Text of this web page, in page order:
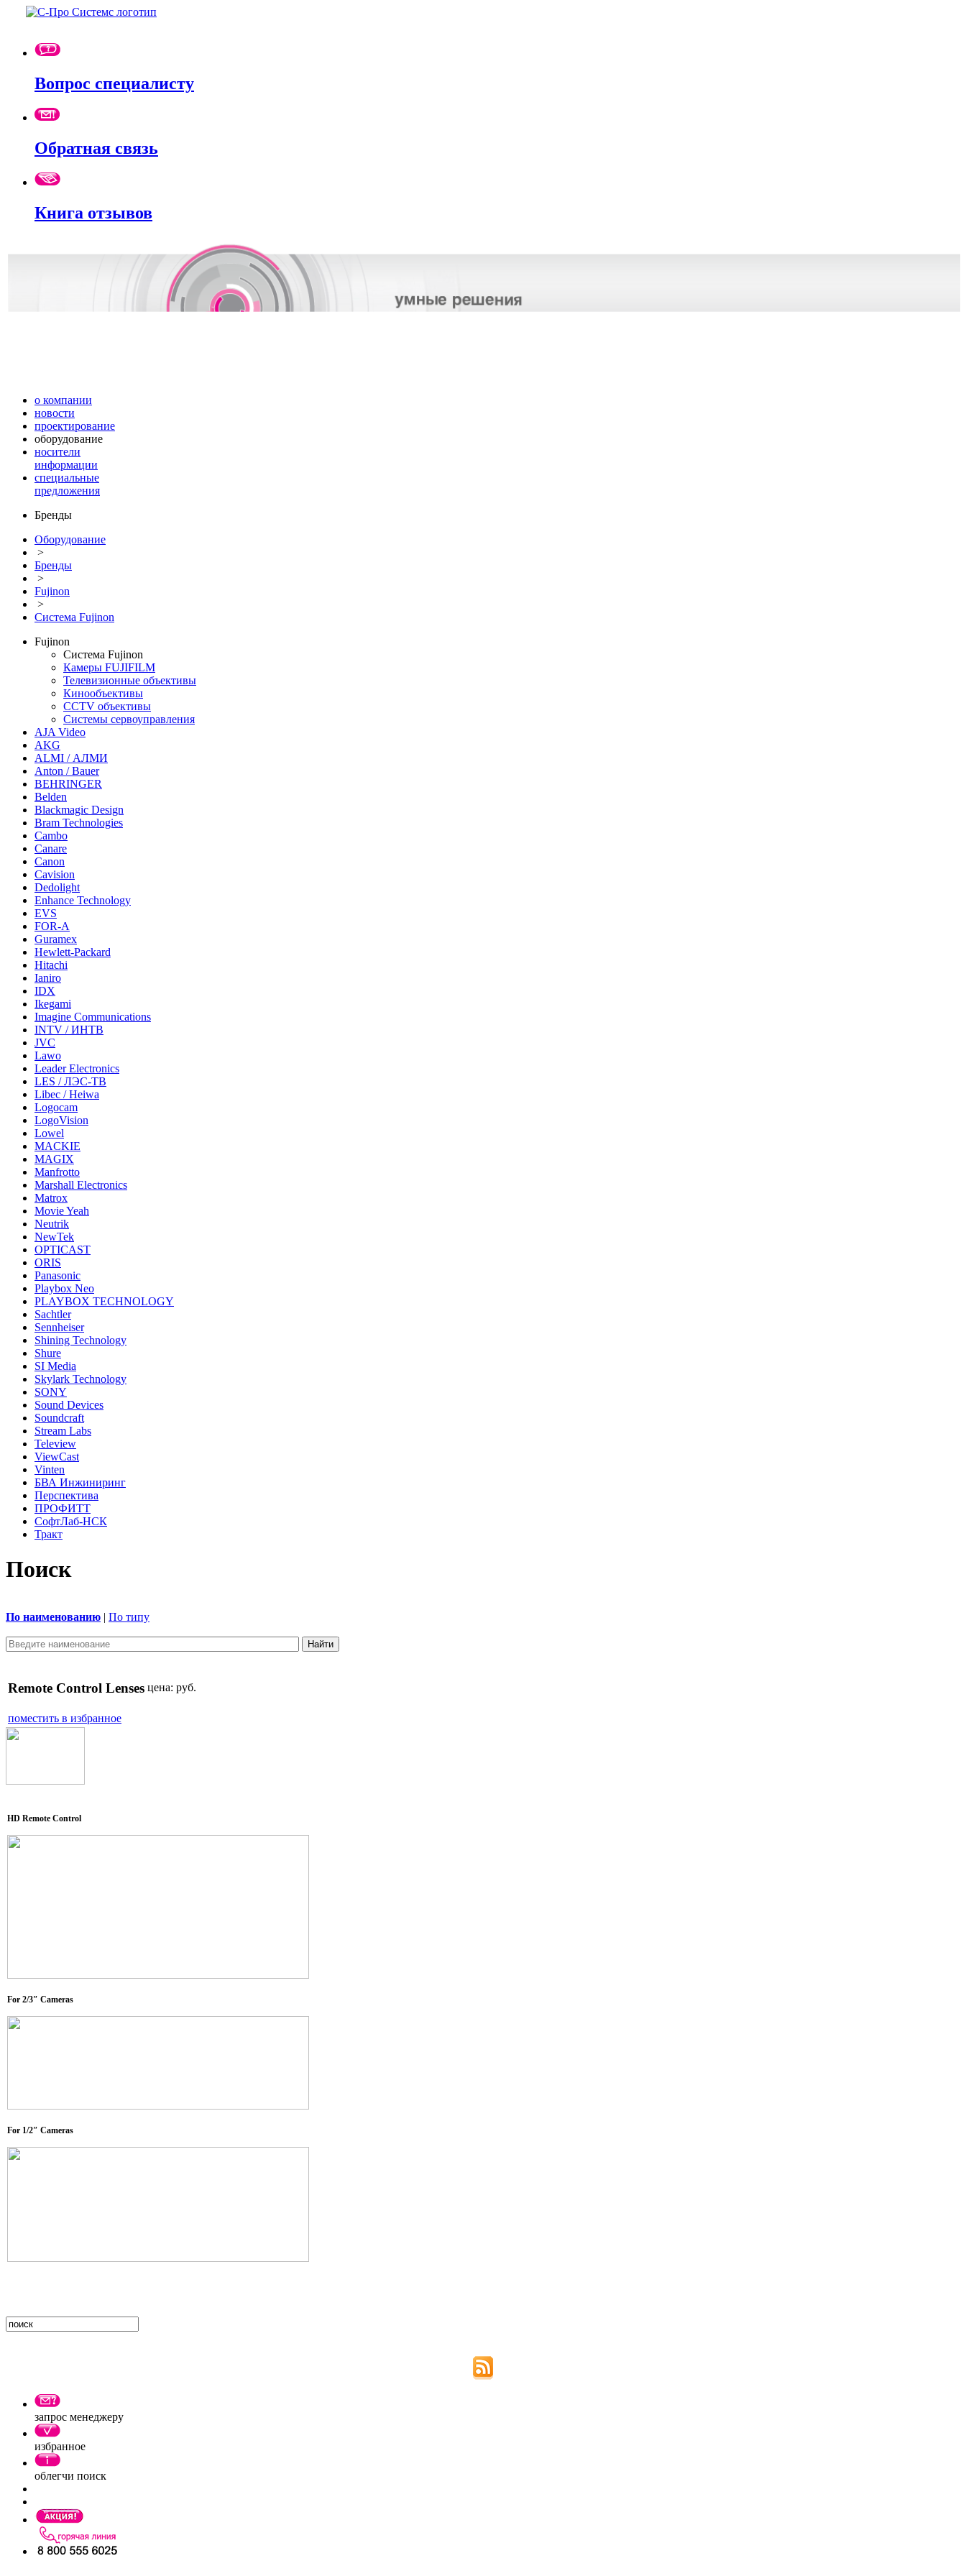
Вопрос специалисту
Обратная связь
Книга отзывов
о компании
новости
проектирование
оборудование
носители
информации
специальные
предложения
Бренды
Оборудование
>
Бренды
>
Fujinon
>
Система Fujinon
Fujinon
Система Fujinon
Камеры FUJIFILM
Телевизионные объективы
Кинообъективы
CCTV объективы
Системы сервоуправления
AJA Video
AKG
ALMI / АЛМИ
Anton / Bauer
BEHRINGER
Belden
Blackmagic Design
Bram Technologies
Cambo
Canare
Canon
Cavision
Dedolight
Enhance Technology
EVS
FOR-A
Guramex
Hewlett-Packard
Hitachi
Ianiro
IDX
Ikegami
Imagine Communications
INTV / ИНТВ
JVC
Lawo
Leader Electronics
LES / ЛЭС-ТВ
Libec / Heiwa
Logocam
LogoVision
Lowel
MACKIE
MAGIX
Manfrotto
Marshall Electronics
Matrox
Movie Yeah
Neutrik
NewTek
OPTICAST
ORIS
Panasonic
Playbox Neo
PLAYBOX TECHNOLOGY
Sachtler
Sennheiser
Shining Technology
Shure
SI Media
Skylark Technology
SONY
Sound Devices
Soundcraft
Stream Labs
Teleview
ViewCast
Vinten
БВА Инжиниринг
Перспектива
ПРОФИТТ
СофтЛаб-НСК
Тракт
Поиск
По наименованию По типу
Remote Control Lenses цена: руб.
поместить в избранное
HD Remote Control
For 2/3″ Cameras
For 1/2″ Cameras
запрос менеджеру
избранное
облегчи поиск